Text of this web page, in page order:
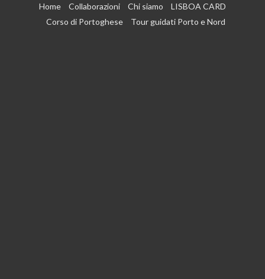
Home Collaborazioni Chi siamo
LISBOA CARD
Corso di Portoghese
Tour guidati Porto e Nord